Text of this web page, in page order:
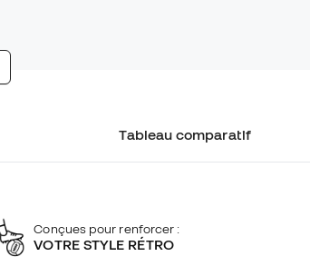
Tableau comparatif
Conçues pour renforcer :
VOTRE STYLE RÉTRO